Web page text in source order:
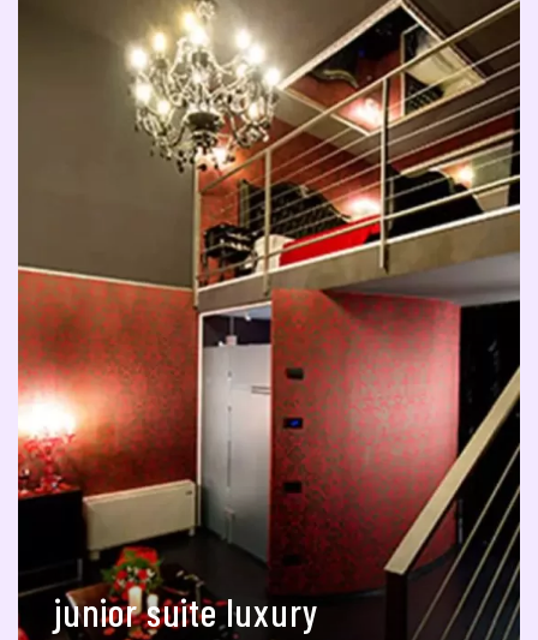
junior suite luxury